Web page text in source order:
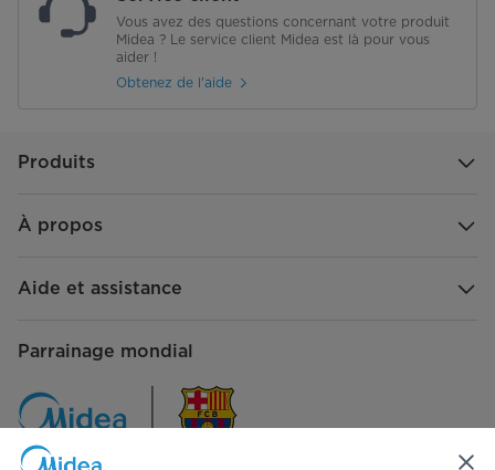
Vous avez des questions concernant votre produit
Midea ? Le service client Midea est là pour vous
aider !
Obtenez de l'aide
Produits
À propos
Aide et assistance
Parrainage mondial